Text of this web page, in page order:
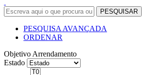
PESQUISA AVANÇADA
ORDENAR
Objetivo Arrendamento
Estado